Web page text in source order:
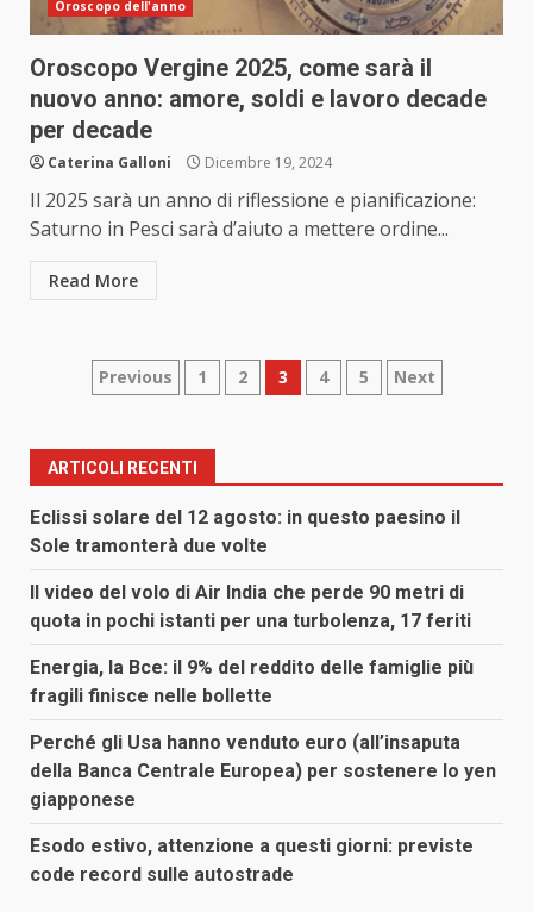
Oroscopo dell'anno
Oroscopo Vergine 2025, come sarà il
nuovo anno: amore, soldi e lavoro decade
per decade
Caterina Galloni Dicembre 19, 2024
Il 2025 sarà un anno di riflessione e pianificazione:
Saturno in Pesci sarà d’aiuto a mettere ordine...
Read More
Paginazione
articoli
Previous 1 2 3 4 5 Next
ARTICOLI RECENTI
Eclissi solare del 12 agosto: in questo paesino il
Sole tramonterà due volte
Il video del volo di Air India che perde 90 metri di
quota in pochi istanti per una turbolenza, 17 feriti
Energia, la Bce: il 9% del reddito delle famiglie più
fragili finisce nelle bollette
Perché gli Usa hanno venduto euro (all’insaputa
della Banca Centrale Europea) per sostenere lo yen
giapponese
Esodo estivo, attenzione a questi giorni: previste
code record sulle autostrade